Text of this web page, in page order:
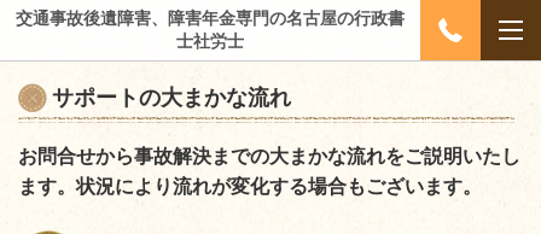
交通事故後遺障害、障害年金専門の名古屋の行政書
士社労士
サポートの大まかな流れ
お問合せから事故解決までの大まかな流れをご説明いたし
ます。状況により流れが変化する場合もございます。